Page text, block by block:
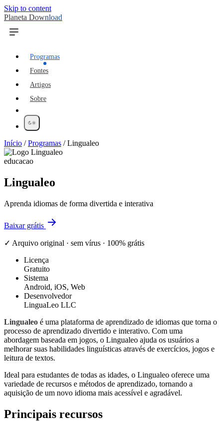
Skip to content
Planeta Download
Programas
Fontes
Artigos
Sobre
Início /Programas /Lingualeo
educacao
Lingualeo
Aprenda idiomas de forma divertida e interativa
Baixar grátis
✓ Arquivo original · sem vírus · 100% grátis
Licença
Gratuito
Sistema
Android, iOS, Web
Desenvolvedor
LinguaLeo LLC
Lingualeo é uma plataforma de aprendizado de idiomas que torna o
processo de aprendizado divertido e interativo. Com uma
abordagem baseada em jogos, o Lingualeo ajuda os usuários a
melhorar suas habilidades linguísticas através de exercícios, jogos e
leitura de textos.
Ideal para estudantes de todas as idades, o Lingualeo oferece uma
variedade de recursos e métodos de aprendizado, tornando a
aquisição de um novo idioma mais acessível e agradável.
Principais recursos